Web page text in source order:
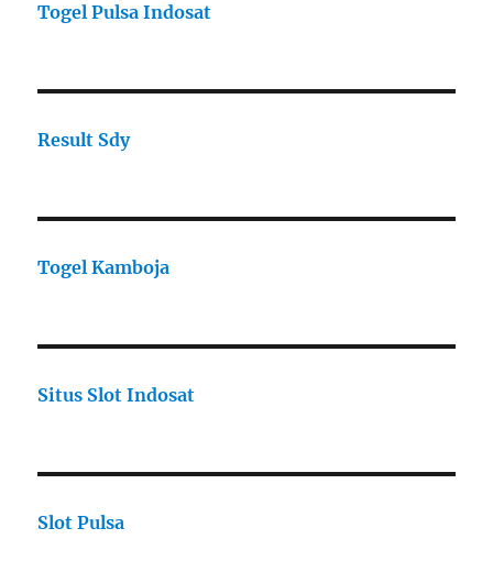
Togel Pulsa Indosat
Result Sdy
Togel Kamboja
Situs Slot Indosat
Slot Pulsa